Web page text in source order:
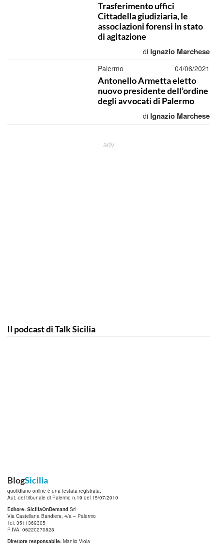
Trasferimento uffici
Cittadella giudiziaria, le
associazioni forensi in stato
di agitazione
di Ignazio Marchese
Palermo 04/06/2021
Antonello Armetta eletto
nuovo presidente dell’ordine
degli avvocati di Palermo
di Ignazio Marchese
Il podcast di Talk Sicilia
BlogSicilia
quotidiano online è una testata registrata.
Aut. del tribunale di Palermo n.19 del 15/07/2010
Editore: SiciliaOnDemand Srl
Via Castellana Bandiera, 4/a – Palermo
Tel: 3511369305
P.IVA: 06220270828
Direttore responsabile: Manlio Viola